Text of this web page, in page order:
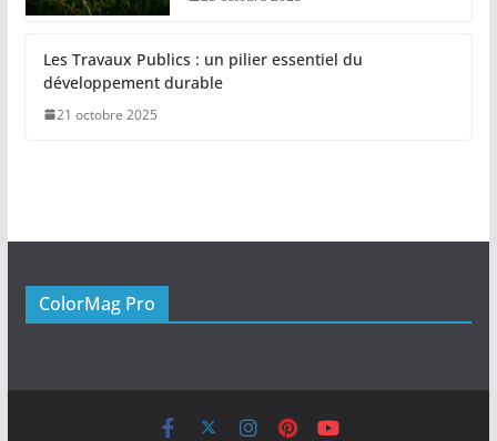
Les Travaux Publics : un pilier essentiel du
développement durable
21 octobre 2025
ColorMag Pro